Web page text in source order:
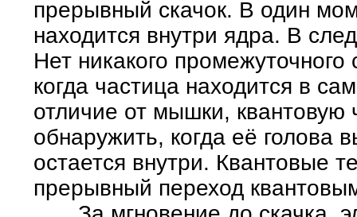
прерывный скачок. В один
находится внутри ядра. В
Нет никакого
когда частица находится в
отличие от мышки, квантовую
обнаружить, когда её голова
остается внутри. Квантовые
прерывный переход